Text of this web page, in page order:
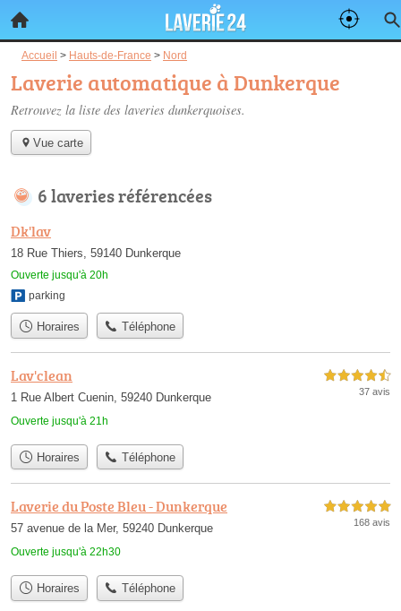
Accueil > Hauts-de-France > Nord
Laverie automatique à Dunkerque
Retrouvez la liste des laveries dunkerquoises.
Vue carte
6 laveries référencées
Dk'lav
18 Rue Thiers, 59140 Dunkerque
Ouverte jusqu'à 20h
parking
Horaires Téléphone
Lav'clean
1 Rue Albert Cuenin, 59240 Dunkerque
Ouverte jusqu'à 21h
4,5 étoiles sur 5
37 avis
Horaires Téléphone
Laverie du Poste Bleu - Dunkerque
57 avenue de la Mer, 59240 Dunkerque
Ouverte jusqu'à 22h30
5,0 étoiles sur 5
168 avis
Horaires Téléphone